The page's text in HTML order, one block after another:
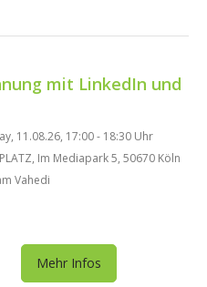
mit LinkedIn und
11.08.26, 17:00 - 18:30 Uhr
Im Mediapark 5, 50670 Köln
Vahedi
Mehr Infos